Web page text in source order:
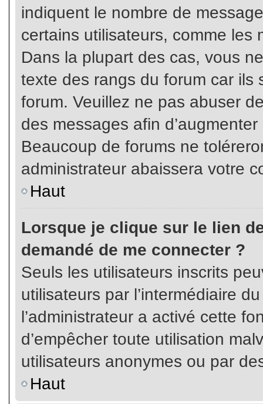
indiquent le nombre de
certains utilisateurs, comme les
Dans la plupart des cas, vous
texte des rangs du forum car ils
forum. Veuillez ne pas abuser
des messages afin
Beaucoup de forums ne
administrateur abaissera votre
Haut
Lorsque je clique sur le lien
demandé de me connecter ?
Seuls les utilisateurs inscrits
utilisateurs par l’intermédiaire
l’administrateur a activé cette
d’empêcher toute utilisation
utilisateurs anonymes ou par
Haut